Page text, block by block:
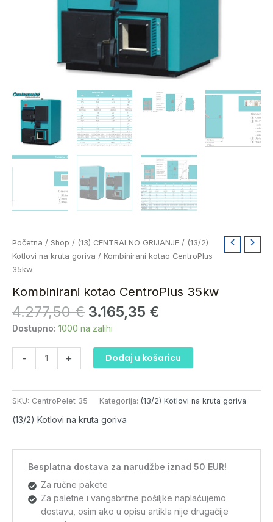
Početna / Shop / (13) CENTRALNO GRIJANJE / (13/2)
Kotlovi na kruta goriva / Kombinirani kotao CentroPlus
35kw
Kombinirani kotao CentroPlus 35kw
4.277,50€
Izvorna
cijena
4.277,50 €.
3.165,35 €
Trenutna
cijena
Dostupno: 1000 na zalihi
-
Kombinirani
kotao
CentroPlus
količina
+ Dodaj u košaricu
SKU: CentroPelet 35 Kategorija: (13/2) Kotlovi na kruta goriva
(13/2) Kotlovi na kruta goriva
Besplatna dostava za narudžbe iznad 50 EUR!
Za ručne pakete
Za paletne i vangabritne pošiljke naplaćujemo
dostavu, osim ako u opisu artikla nije drugačije